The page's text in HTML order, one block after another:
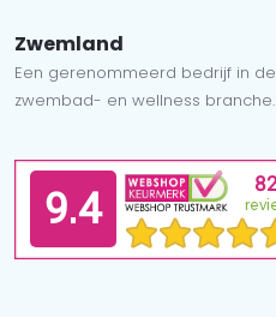
Zwemland
Een gerenommeerd bedrijf in de
zwembad- en wellness branche.